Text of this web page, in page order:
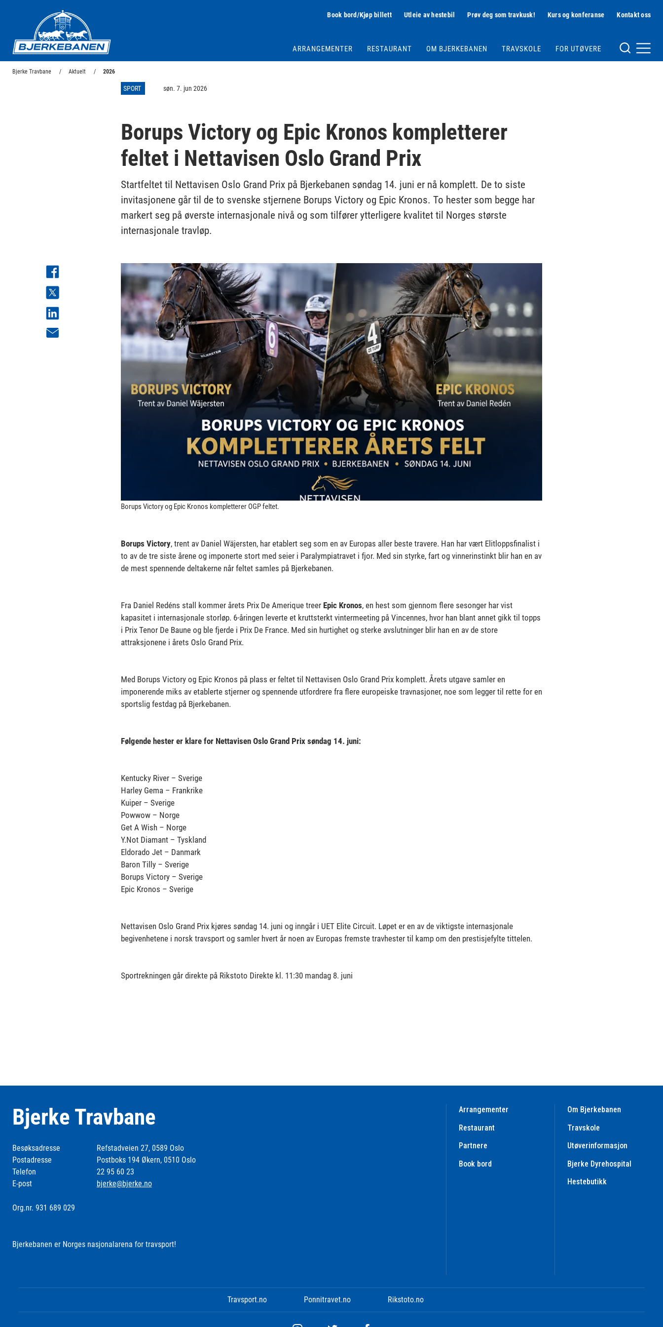
Book bord/Kjøp billett Utleie av hestebil Prøv deg som travkusk! Kurs og konferanse Kontakt oss
ARRANGEMENTER RESTAURANT OM BJERKEBANEN TRAVSKOLE FOR UTØVERE
Bjerke Travbane Aktuelt 2026
SPORT søn. 7. jun 2026
Borups Victory og Epic Kronos kompletterer
feltet i Nettavisen Oslo Grand Prix
Startfeltet til Nettavisen Oslo Grand Prix på Bjerkebanen søndag 14. juni er nå komplett. De to siste
invitasjonene går til de to svenske stjernene Borups Victory og Epic Kronos. To hester som begge har
markert seg på øverste internasjonale nivå og som tilfører ytterligere kvalitet til Norges største
internasjonale travløp.
Borups Victory og Epic Kronos kompletterer OGP feltet.
Borups Victory, trent av Daniel Wäjersten, har etablert seg som en av Europas aller beste travere. Han har vært Elitloppsfinalist i
to av de tre siste årene og imponerte stort med seier i Paralympiatravet i fjor. Med sin styrke, fart og vinnerinstinkt blir han en av
de mest spennende deltakerne når feltet samles på Bjerkebanen.
Fra Daniel Redéns stall kommer årets Prix De Amerique treer Epic Kronos, en hest som gjennom flere sesonger har vist
kapasitet i internasjonale storløp. 6-åringen leverte et kruttsterkt vintermeeting på Vincennes, hvor han blant annet gikk til topps
i Prix Tenor De Baune og ble fjerde i Prix De France. Med sin hurtighet og sterke avslutninger blir han en av de store
attraksjonene i årets Oslo Grand Prix.
Med Borups Victory og Epic Kronos på plass er feltet til Nettavisen Oslo Grand Prix komplett. Årets utgave samler en
imponerende miks av etablerte stjerner og spennende utfordrere fra flere europeiske travnasjoner, noe som legger til rette for en
sportslig festdag på Bjerkebanen.
Følgende hester er klare for Nettavisen Oslo Grand Prix søndag 14. juni:
Kentucky River – Sverige
Harley Gema – Frankrike
Kuiper – Sverige
Powwow – Norge
Get A Wish – Norge
Y.Not Diamant – Tyskland
Eldorado Jet – Danmark
Baron Tilly – Sverige
Borups Victory – Sverige
Epic Kronos – Sverige
Nettavisen Oslo Grand Prix kjøres søndag 14. juni og inngår i UET Elite Circuit. Løpet er en av de viktigste internasjonale
begivenhetene i norsk travsport og samler hvert år noen av Europas fremste travhester til kamp om den prestisjefylte tittelen.
Sportrekningen går direkte på Rikstoto Direkte kl. 11:30 mandag 8. juni
Bjerke Travbane
Besøksadresse
Refstadveien 27, 0589 Oslo
Postadresse
Postboks 194 Økern, 0510 Oslo
Telefon
22 95 60 23
E-post
bjerke@bjerke.no
Org.nr. 931 689 029
Bjerkebanen er Norges nasjonalarena for travsport!
Arrangementer
Restaurant
Partnere
Book bord
Om Bjerkebanen
Travskole
Utøverinformasjon
Bjerke Dyrehospital
Hestebutikk
Travsport.no Ponnitravet.no Rikstoto.no